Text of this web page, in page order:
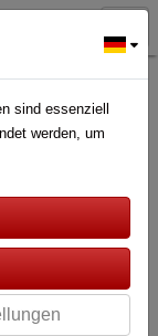
sind essenziell
werden, um